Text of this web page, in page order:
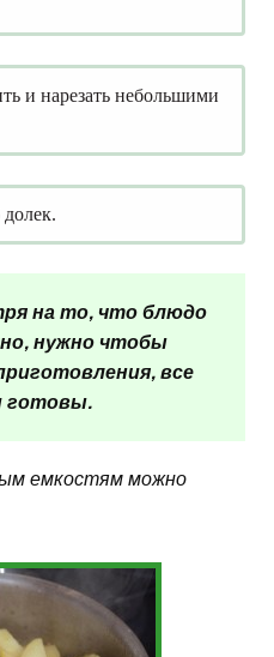
и нарезать небольшими
на то, что блюдо
нужно чтобы
все
готовы.
емкостям можно